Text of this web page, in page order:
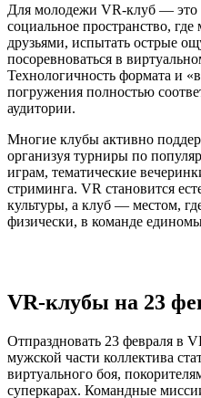
Для молодежи VR-клуб — это
социальное пространство,
друзьями, испытать острые
посоревноваться в
Технологичность формата и
погружения полностью
аудитории.
Многие клубы активно
организуя турниры по
играм, тематические
стриминга. VR становится
культуры, а клуб — местом,
физически, в команде
VR-клубы на 23
Отпраздновать 23 февраля в
мужской части коллектива
виртуального боя,
суперкарах. Командные